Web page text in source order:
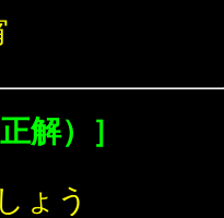
解）］
ょう